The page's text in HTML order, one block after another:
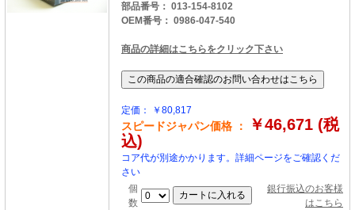
部品番号： 013-154-8102
OEM番号： 0986-047-540
商品の詳細はこちらをクリック下さい
定価： ￥80,817
スピードジャパン価格 ：
￥46,671 (税
込)
コア代が別途かかります。詳細ページをご確認くだ
さい
個
数
銀行振込のお客様
はこちら